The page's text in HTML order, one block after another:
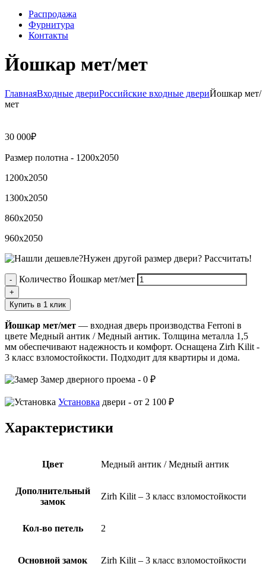
Распродажа
Фурнитура
Контакты
Йошкар мет/мет
ГлавнаяВходные двериРоссийские входные двериЙошкар мет/
мет
30 000₽
Размер полотна - 1200х2050
1200х2050
1300х2050
860х2050
960х2050
Нужен другой размер двери? Рассчитать!
Количество Йошкар мет/мет
Купить в 1 клик
Йошкар мет/мет — входная дверь производства Ferroni в
цвете Медный антик / Медный антик. Толщина металла 1,5
мм обеспечивают надежность и комфорт. Оснащена Zirh Kilit -
3 класс взломостойкости. Подходит для квартиры и дома.
Замер дверного проема - 0 ₽
Установка двери - от 2 100 ₽
Характеристики
Цвет Медный антик / Медный антик
Дополнительный
замок
Zirh Kilit – 3 класс взломостойкости
Кол-во петель 2
Основной замок Zirh Kilit – 3 класс взломостойкости